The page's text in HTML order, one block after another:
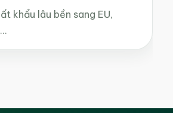
khẩu lâu bền sang EU,